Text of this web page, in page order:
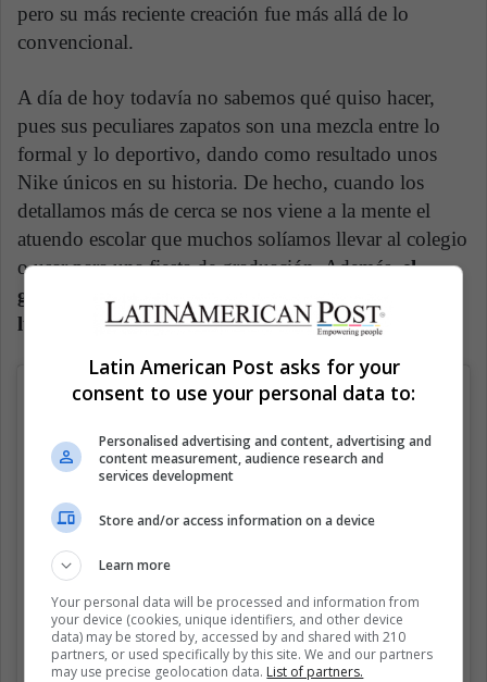
pero su más reciente creación fue más allá de lo
convencional.
A día de hoy todavía no sabemos qué quiso hacer,
pues sus peculiares zapatos son una mezcla entre lo
formal y lo deportivo, dando como resultado unos
Nike únicos en su historia. De hecho, cuando los
detallamos más de cerca se nos viene a la mente el
atuendo escolar que muchos solíamos llevar al colegio
o usar para una fiesta de graduación. Además,el
guiño más que obvio a Michael Jackson los hace
lucir tan cool como retro.
Latin American Post asks for your
consent to use your personal data to:
Personalised advertising and content, advertising and
content measurement, audience research and
services development
Store and/or access information on a device
Learn more
Your personal data will be processed and information from
your device (cookies, unique identifiers, and other device
data) may be stored by, accessed by and shared with 210
partners, or used specifically by this site. We and our partners
may use precise geolocation data. List of partners.